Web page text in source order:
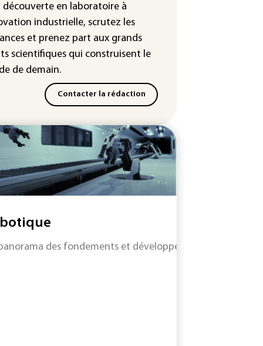
dans les prochains jours en
découverte en laboratoire à
industrielle, scrutez les
et prenez part aux grands
scientifiques qui construisent le
de demain.
Contacter la rédaction
des fondements et développements